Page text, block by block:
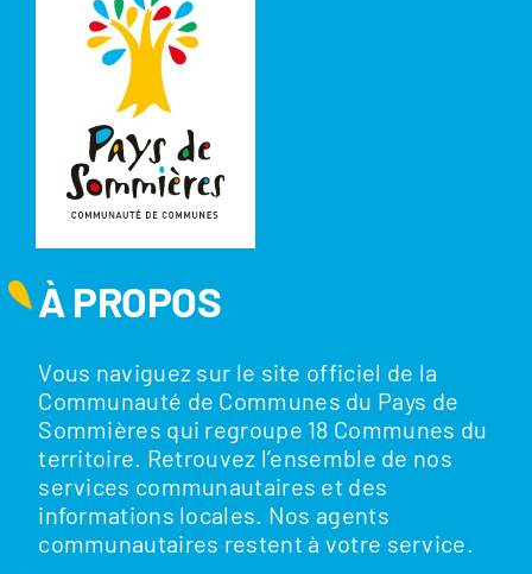
À PROPOS
Vous naviguez sur le site officiel de la
Communauté de Communes du Pays de
Sommières qui regroupe 18 Communes du
territoire. Retrouvez l’ensemble de nos
services communautaires et des
informations locales. Nos agents
communautaires restent à votre service.